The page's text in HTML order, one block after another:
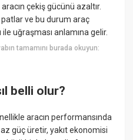
çekiş gücünü azaltır.
patlar ve bu durum araç
uğraşması anlamına gelir.
tamamını burada okuyun:
belli olur?
aracın performansında
güç üretir, yakıt ekonomisi